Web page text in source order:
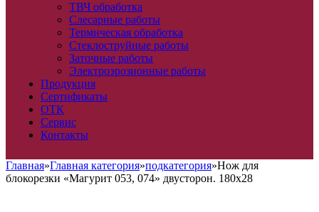
ТВЧ обработка
Слесарные работы
Термическая обработка
Стеклоструйные работы
Заточные работы
Электроэрозионные работы
Продукция
Сертификаты
ОТК
Сервис
Контакты
Главная»Главная категория»подкатегория»Нож для
блокорезки «Магурит 053, 074» двусторон. 180х28